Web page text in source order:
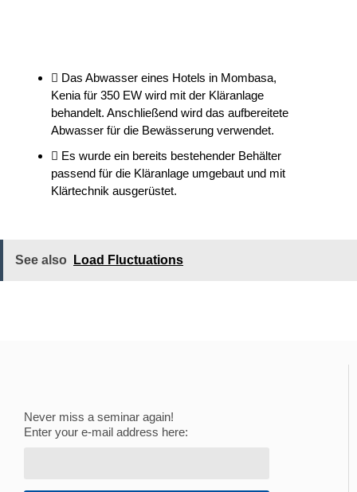
Das Abwasser eines Hotels in Mombasa,
Kenia für 350 EW wird mit der Kläranlage
behandelt. Anschließend wird das aufbereitete
Abwasser für die Bewässerung verwendet.
Es wurde ein bereits bestehender Behälter
passend für die Kläranlage umgebaut und mit
Klärtechnik ausgerüstet.
See also Load Fluctuations
Never miss a seminar again!
Enter your e-mail address here: